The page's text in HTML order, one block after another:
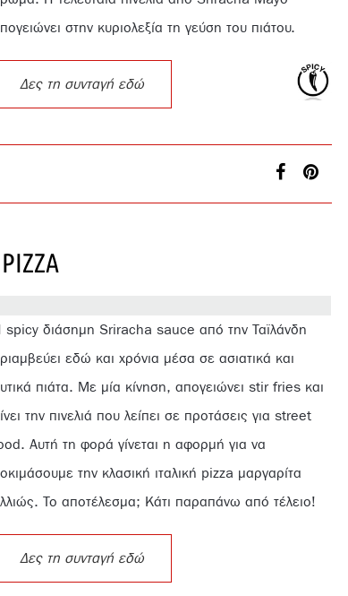
στην κυριολεξία τη γεύση του πιάτου.
Δες τη συνταγή εδώ
spicy διάσημη Sriracha sauce από την Ταϊλάνδη
εδώ και χρόνια μέσα σε ασιατικά και
πιάτα. Με μία κίνηση, απογειώνει stir fries και
την πινελιά που λείπει σε προτάσεις για street
Αυτή τη φορά γίνεται η αφορμή για να
την κλασική ιταλική pizza μαργαρίτα
Το αποτέλεσμα; Kάτι παραπάνω από τέλειο!
Δες τη συνταγή εδώ